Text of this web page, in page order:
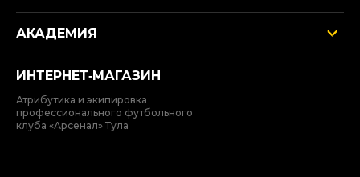
АКАДЕМИЯ
ИНТЕРНЕТ‑МАГАЗИН
Атрибутика и экипировка
профессионального футбольного
клуба «Арсенал» Тула